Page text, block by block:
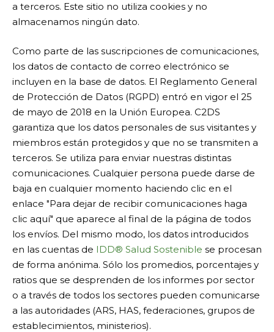
a terceros. Este sitio no utiliza cookies y no
almacenamos ningún dato.
Como parte de las suscripciones de comunicaciones,
los datos de contacto de correo electrónico se
incluyen en la base de datos. El Reglamento General
de Protección de Datos (RGPD) entró en vigor el 25
de mayo de 2018 en la Unión Europea. C2DS
garantiza que los datos personales de sus visitantes y
miembros están protegidos y que no se transmiten a
terceros. Se utiliza para enviar nuestras distintas
comunicaciones. Cualquier persona puede darse de
baja en cualquier momento haciendo clic en el
enlace "Para dejar de recibir comunicaciones haga
clic aquí" que aparece al final de la página de todos
los envíos. Del mismo modo, los datos introducidos
en las cuentas de IDD® Salud Sostenible se procesan
de forma anónima. Sólo los promedios, porcentajes y
ratios que se desprenden de los informes por sector
o a través de todos los sectores pueden comunicarse
a las autoridades (ARS, HAS, federaciones, grupos de
establecimientos, ministerios).